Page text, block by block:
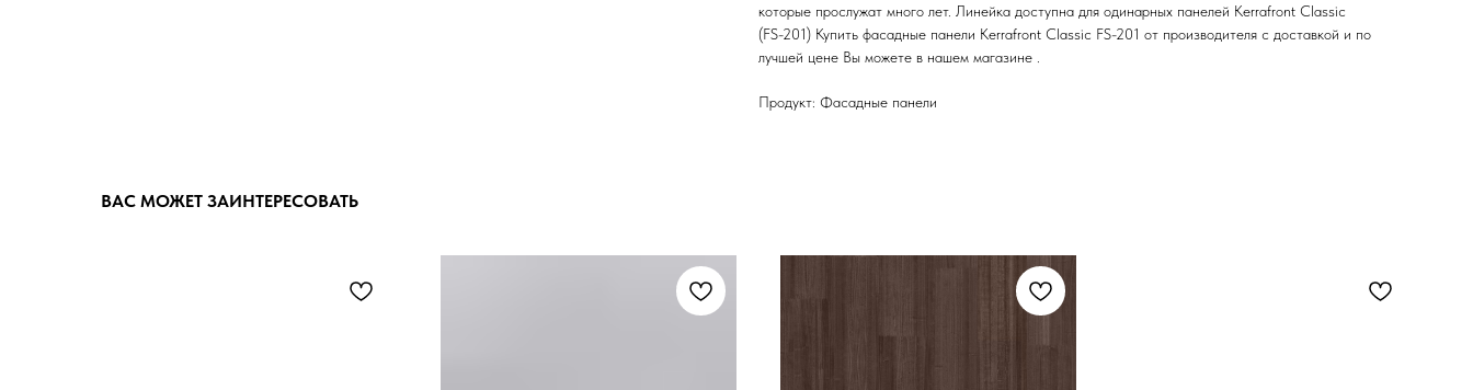
которые прослужат много лет. Линейка доступна для одинарных панелей Kerrafront Classic
(FS-201) Купить фасадные панели Kerrafront Classic FS-201 от производителя с доставкой и по
лучшей цене Вы можете в нашем магазине .
Продукт: Фасадные панели
ВАС МОЖЕТ ЗАИНТЕРЕСОВАТЬ